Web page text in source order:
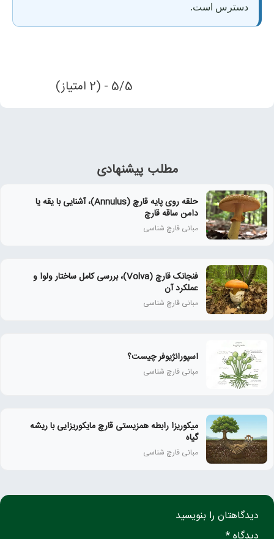
دسترس است.
5/5 - (2 امتیاز)
مطلب پیشنهادی
حلقه روی پایه قارچ (Annulus)، آشنایی با یقه یا
دامن ساقه قارچ
مبانی قارچ شناسی
فنجانک قارچ (Volva)، بررسی کامل ساختار ولوا و
عملکرد آن
مبانی قارچ شناسی
اسپورانژیوفر چیست؟
مبانی قارچ شناسی
میکوریزا رابطه همزیستی قارچ مایکوریزایی با ریشه
گیاه
مبانی قارچ شناسی
دیدگاهتان را بنویسید